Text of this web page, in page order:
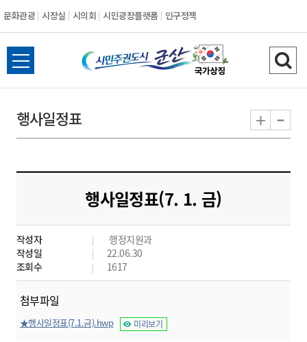
문화관광 시장실 시의회 시민광장플랫폼 인구정책
시
민
도
시
군
산
전
체
뉴
열
검
색
기
행사일정표 + -
행사일정표(7. 1. 금)
작성자
행정지원과
작성일
22.06.30
조회수
1617
첨부파일
★행사일정표(7.1.금).hwp 미리보기